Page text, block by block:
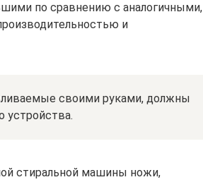
по сравнению с аналогичными,
и
своими руками, должны
устройства.
стиральной машины ножи,